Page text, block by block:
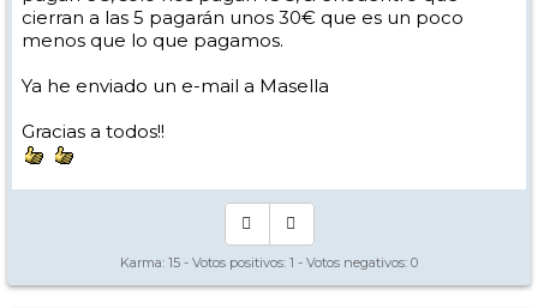
cierran a las 5 pagarán unos 30€ que es un poco
menos que lo que pagamos.
Ya he enviado un e-mail a Masella
Gracias a todos!!
Karma: 15 - Votos positivos: 1 - Votos negativos: 0